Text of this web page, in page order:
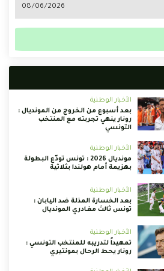
الأخبار الوطنية
بعد أسبوع من الخروج من المونديال :
رونار ينهي تجربته مع المنتخب
التونسي
الأخبار الوطنية
مونديال 2026 : تونس تودّع البطولة
بهزيمة أمام هولندا بثلاثية
الأخبار الوطنية
بعد الخسارة المذلة ضد اليابان :
تونس ثالث مغادري المونديال
الأخبار الوطنية
تمهيداً لتدريبه للمنتخب التونسي :
رونار يحط الرحال بمونتيري